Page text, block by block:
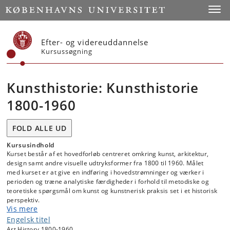
Start
Efter- og videreuddannelse
Kursussøgning
Kunsthistorie: Kunsthistorie
1800-1960
FOLD ALLE UD
Kursusindhold
Kurset består af et hovedforløb centreret omkring kunst, arkitektur,
design samt andre visuelle udtryksformer fra 1800 til 1960. Målet
med kurset er at give en indføring i hovedstrømninger og værker i
perioden og træne analytiske færdigheder i forhold til metodiske og
teoretiske spørgsmål om kunst og kunstnerisk praksis set i et historisk
perspektiv.
I hovedforløbet bliver fokus lagt på den europæiske kunsthistorie og
modernitetshistorie fra romantikken til den tidlige avantgarde og
efterkrigstidens overgang til samtidskunstens epoke. Der vil indgå
Vis mere
Engelsk titel